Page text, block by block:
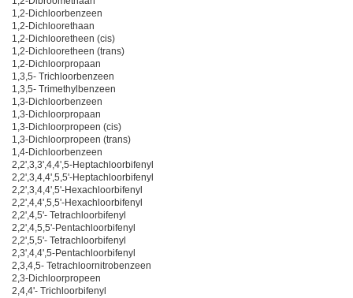
1,2-Dichloorbenzeen
1,2-Dichloorethaan
1,2-Dichlooretheen (cis)
1,2-Dichlooretheen (trans)
1,2-Dichloorpropaan
1,3,5- Trichloorbenzeen
1,3,5- Trimethylbenzeen
1,3-Dichloorbenzeen
1,3-Dichloorpropaan
1,3-Dichloorpropeen (cis)
1,3-Dichloorpropeen (trans)
1,4-Dichloorbenzeen
2,2',3,3',4,4',5-Heptachloorbifenyl
2,2',3,4,4',5,5'-Heptachloorbifenyl
2,2',3,4,4',5'-Hexachloorbifenyl
2,2',4,4',5,5'-Hexachloorbifenyl
2,2',4,5'- Tetrachloorbifenyl
2,2',4,5,5'-Pentachloorbifenyl
2,2',5,5'- Tetrachloorbifenyl
2,3',4,4',5-Pentachloorbifenyl
2,3,4,5- Tetrachloornitrobenzeen
2,3-Dichloorpropeen
2,4,4'- Trichloorbifenyl